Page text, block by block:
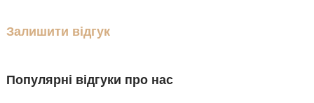
Залишити відгук
Популярні відгуки про нас